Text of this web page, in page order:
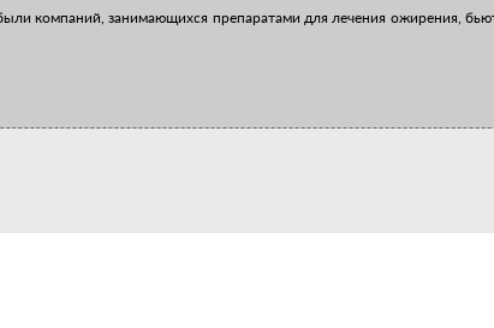
компаний, занимающихся препаратами для лечения ожирения,